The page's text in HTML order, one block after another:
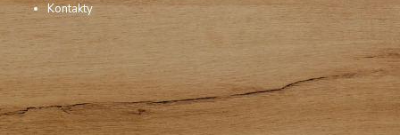
Kontakty